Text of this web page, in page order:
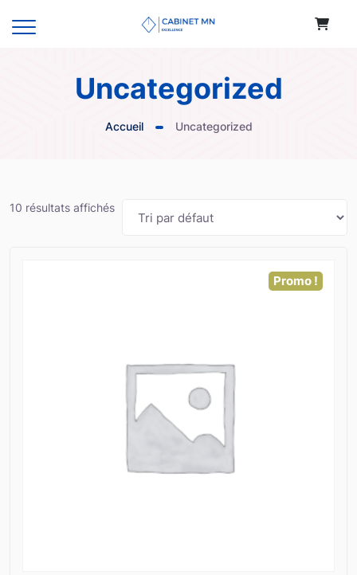
Uncategorized
Accueil Uncategorized
10 résultats affichés
Promo !